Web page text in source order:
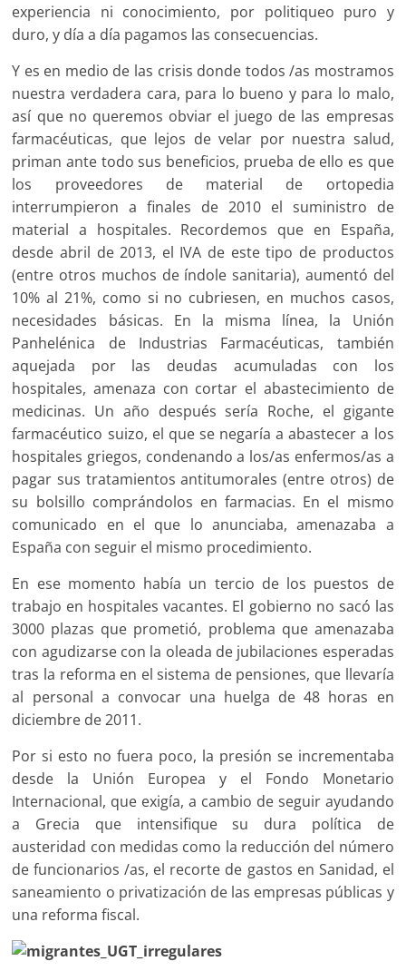
experiencia ni conocimiento, por politiqueo puro y
duro, y día a día pagamos las consecuencias.
Y es en medio de las crisis donde todos /as mostramos
nuestra verdadera cara, para lo bueno y para lo malo,
así que no queremos obviar el juego de las empresas
farmacéuticas, que lejos de velar por nuestra salud,
priman ante todo sus beneficios, prueba de ello es que
los proveedores de material de ortopedia
interrumpieron a finales de 2010 el suministro de
material a hospitales. Recordemos que en España,
desde abril de 2013, el IVA de este tipo de productos
(entre otros muchos de índole sanitaria), aumentó del
10% al 21%, como si no cubriesen, en muchos casos,
necesidades básicas. En la misma línea, la Unión
Panhelénica de Industrias Farmacéuticas, también
aquejada por las deudas acumuladas con los
hospitales, amenaza con cortar el abastecimiento de
medicinas. Un año después sería Roche, el gigante
farmacéutico suizo, el que se negaría a abastecer a los
hospitales griegos, condenando a los/as enfermos/as a
pagar sus tratamientos antitumorales (entre otros) de
su bolsillo comprándolos en farmacias. En el mismo
comunicado en el que lo anunciaba, amenazaba a
España con seguir el mismo procedimiento.
En ese momento había un tercio de los puestos de
trabajo en hospitales vacantes. El gobierno no sacó las
3000 plazas que prometió, problema que amenazaba
con agudizarse con la oleada de jubilaciones esperadas
tras la reforma en el sistema de pensiones, que llevaría
al personal a convocar una huelga de 48 horas en
diciembre de 2011.
Por si esto no fuera poco, la presión se incrementaba
desde la Unión Europea y el Fondo Monetario
Internacional, que exigía, a cambio de seguir ayudando
a Grecia que intensifique su dura política de
austeridad con medidas como la reducción del número
de funcionarios /as, el recorte de gastos en Sanidad, el
saneamiento o privatización de las empresas públicas y
una reforma fiscal.